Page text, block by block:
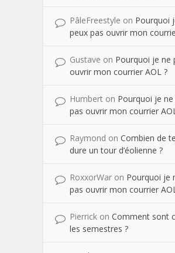
PâleFreestyle on Pourquoi
peux pas ouvrir mon
Gustave on Pourquoi je ne
ouvrir mon courrier AOL ?
Humbert on Pourquoi je
pas ouvrir mon courrier
Raymond on Combien de
dure un tour d’éolienne ?
RoxxorWar on Pourquoi je
pas ouvrir mon courrier
Pierrick on Comment sont
les semestres ?